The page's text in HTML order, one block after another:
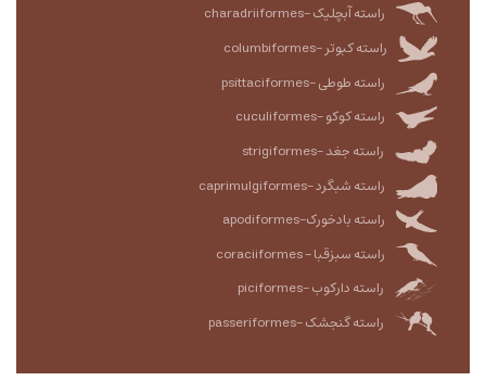
راسته آبچلیک -charadriiformes
راسته کبوتر -columbiformes
راسته طوطی -psittaciformes
راسته کوکو -cuculiformes
راسته جغد -strigiformes
راسته شبگرد -caprimulgiformes
راسته بادخورک-apodiformes
راسته سبزقبا - coraciiformes
راسته دارکوب -piciformes
راسته گنجشک -passeriformes